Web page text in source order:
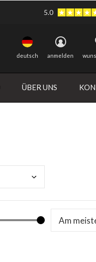
ÜBER UNS
deutsch anmelden
5.0